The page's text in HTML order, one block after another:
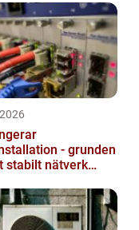
- grunden
stabilt nätverk